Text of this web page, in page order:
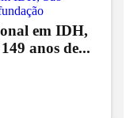
em IDH,
anos de...